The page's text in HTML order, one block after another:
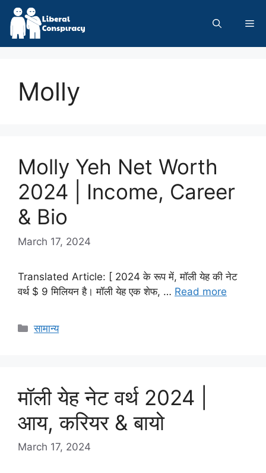
Skip
content
Molly
Molly Yeh Net Worth
2024 | Income, Career
& Bio
March 17, 2024
Translated Article: [ 2024 के रूप में, मॉली येह की नेट
वर्थ $ 9 मिलियन है। मॉली येह एक शेफ, … Read more
Categories
सामान्य
मॉली येह नेट वर्थ 2024 |
आय, करियर & बायो
March 17, 2024